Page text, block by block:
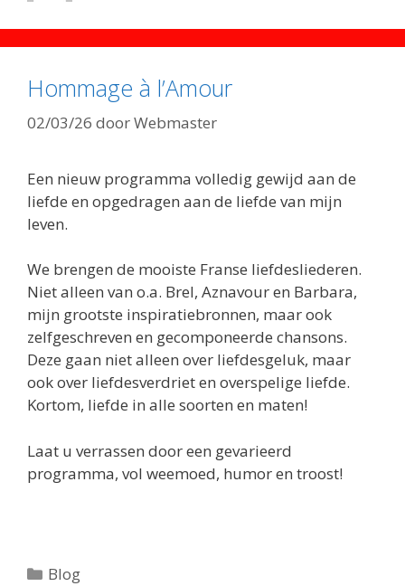
Hommage à l’Amour
02/03/26 doorWebmaster
Een nieuw programma volledig gewijd aan de
liefde en opgedragen aan de liefde van mijn
leven.
We brengen de mooiste Franse liefdesliederen.
Niet alleen van o.a. Brel, Aznavour en Barbara,
mijn grootste inspiratiebronnen, maar ook
zelfgeschreven en gecomponeerde chansons.
Deze gaan niet alleen over liefdesgeluk, maar
ook over liefdesverdriet en overspelige liefde.
Kortom, liefde in alle soorten en maten!
Laat u verrassen door een gevarieerd
programma, vol weemoed, humor en troost!
Categorieën
Blog